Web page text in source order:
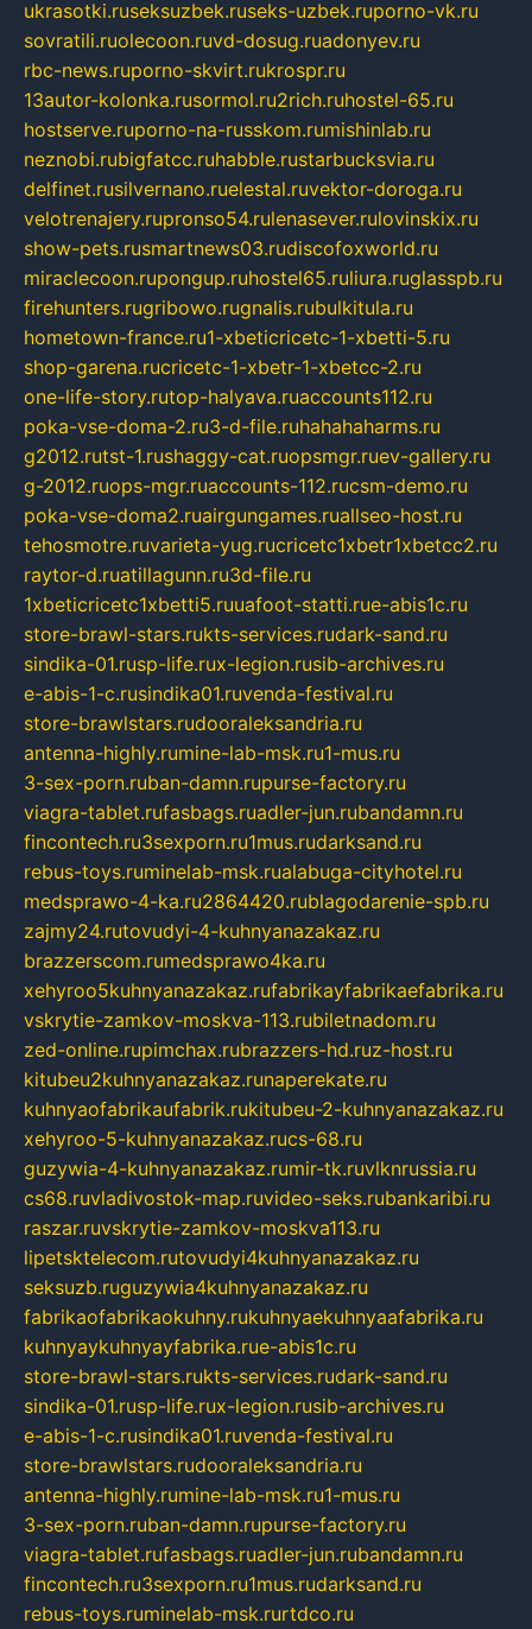
ukrasotki.ruseksuzbek.ruseks-uzbek.ruporno-vk.ru
sovratili.ruolecoon.ruvd-dosug.ruadonyev.ru
rbc-news.ruporno-skvirt.rukrospr.ru
13autor-kolonka.rusormol.ru2rich.ruhostel-65.ru
hostserve.ruporno-na-russkom.rumishinlab.ru
neznobi.rubigfatcc.ruhabble.rustarbucksvia.ru
delfinet.rusilvernano.ruelestal.ruvektor-doroga.ru
velotrenajery.rupronso54.rulenasever.rulovinskix.ru
show-pets.rusmartnews03.rudiscofoxworld.ru
miraclecoon.rupongup.ruhostel65.ruliura.ruglasspb.ru
firehunters.rugribowo.rugnalis.rubulkitula.ru
hometown-france.ru1-xbeticricetc-1-xbetti-5.ru
shop-garena.rucricetc-1-xbetr-1-xbetcc-2.ru
one-life-story.rutop-halyava.ruaccounts112.ru
poka-vse-doma-2.ru3-d-file.ruhahahaharms.ru
g2012.rutst-1.rushaggy-cat.ruopsmgr.ruev-gallery.ru
g-2012.ruops-mgr.ruaccounts-112.rucsm-demo.ru
poka-vse-doma2.ruairgungames.ruallseo-host.ru
tehosmotre.ruvarieta-yug.rucricetc1xbetr1xbetcc2.ru
raytor-d.ruatillagunn.ru3d-file.ru
1xbeticricetc1xbetti5.ruuafoot-statti.rue-abis1c.ru
store-brawl-stars.rukts-services.rudark-sand.ru
sindika-01.rusp-life.rux-legion.rusib-archives.ru
e-abis-1-c.rusindika01.ruvenda-festival.ru
store-brawlstars.rudooraleksandria.ru
antenna-highly.rumine-lab-msk.ru1-mus.ru
3-sex-porn.ruban-damn.rupurse-factory.ru
viagra-tablet.rufasbags.ruadler-jun.rubandamn.ru
fincontech.ru3sexporn.ru1mus.rudarksand.ru
rebus-toys.ruminelab-msk.rualabuga-cityhotel.ru
medsprawo-4-ka.ru2864420.rublagodarenie-spb.ru
zajmy24.rutovudyi-4-kuhnyanazakaz.ru
brazzerscom.rumedsprawo4ka.ru
xehyroo5kuhnyanazakaz.rufabrikayfabrikaefabrika.ru
vskrytie-zamkov-moskva-113.rubiletnadom.ru
zed-online.rupimchax.rubrazzers-hd.ruz-host.ru
kitubeu2kuhnyanazakaz.runaperekate.ru
kuhnyaofabrikaufabrik.rukitubeu-2-kuhnyanazakaz.ru
xehyroo-5-kuhnyanazakaz.rucs-68.ru
guzywia-4-kuhnyanazakaz.rumir-tk.ruvlknrussia.ru
cs68.ruvladivostok-map.ruvideo-seks.rubankaribi.ru
raszar.ruvskrytie-zamkov-moskva113.ru
lipetsktelecom.rutovudyi4kuhnyanazakaz.ru
seksuzb.ruguzywia4kuhnyanazakaz.ru
fabrikaofabrikaokuhny.rukuhnyaekuhnyaafabrika.ru
kuhnyaykuhnyayfabrika.rue-abis1c.ru
store-brawl-stars.rukts-services.rudark-sand.ru
sindika-01.rusp-life.rux-legion.rusib-archives.ru
e-abis-1-c.rusindika01.ruvenda-festival.ru
store-brawlstars.rudooraleksandria.ru
antenna-highly.rumine-lab-msk.ru1-mus.ru
3-sex-porn.ruban-damn.rupurse-factory.ru
viagra-tablet.rufasbags.ruadler-jun.rubandamn.ru
fincontech.ru3sexporn.ru1mus.rudarksand.ru
rebus-toys.ruminelab-msk.rurtdco.ru